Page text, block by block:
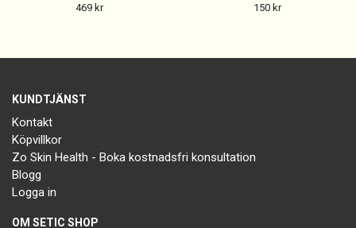
469 kr 150 kr
KUNDTJÄNST
Kontakt
Köpvillkor
Zo Skin Health - Boka kostnadsfri konsultation
Blogg
Logga in
OM SETIC SHOP